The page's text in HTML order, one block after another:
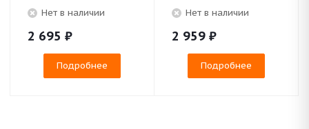
Нет в наличии
2 695 ₽
Подробнее
Нет в наличии
2 959 ₽
Подробнее